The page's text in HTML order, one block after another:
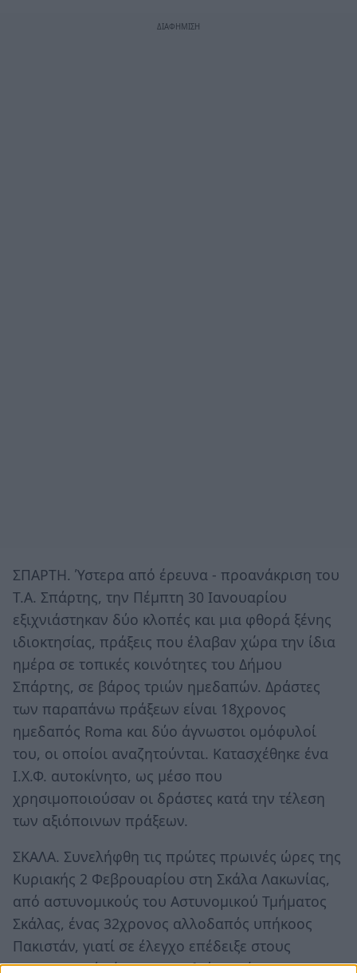
ΣΠΑΡΤΗ. Ύστερα από έρευνα - προανάκριση του
Τ.Α. Σπάρτης, την Πέμπτη 30 Ιανουαρίου
εξιχνιάστηκαν δύο κλοπές και μια φθορά ξένης
ιδιοκτησίας, πράξεις που έλαβαν χώρα την ίδια
ημέρα σε τοπικές κοινότητες του Δήμου
Σπάρτης, σε βάρος τριών ημεδαπών. Δράστες
των παραπάνω πράξεων είναι 18χρονος
ημεδαπός Roma και δύο άγνωστοι ομόφυλοί
του, οι οποίοι αναζητούνται. Κατασχέθηκε ένα
Ι.Χ.Φ. αυτοκίνητο, ως μέσο που
χρησιμοποιούσαν οι δράστες κατά την τέλεση
των αξιόποινων πράξεων.
ΣΚΑΛΑ. Συνελήφθη τις πρώτες πρωινές ώρες της
Κυριακής 2 Φεβρουαρίου στη Σκάλα Λακωνίας,
από αστυνομικούς του Αστυνομικού Τμήματος
Σκάλας, ένας 32χρονος αλλοδαπός υπήκοος
Πακιστάν, γιατί σε έλεγχο επέδειξε στους
αστυνομικούς έγγραφο (Δελτίο Αιτήσαντος